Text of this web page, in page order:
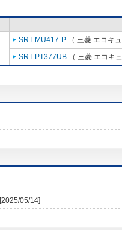
SRT-MU417-P （ 三菱 エコキ
SRT-PT377UB （ 三菱 エコキ
[2025/05/14]